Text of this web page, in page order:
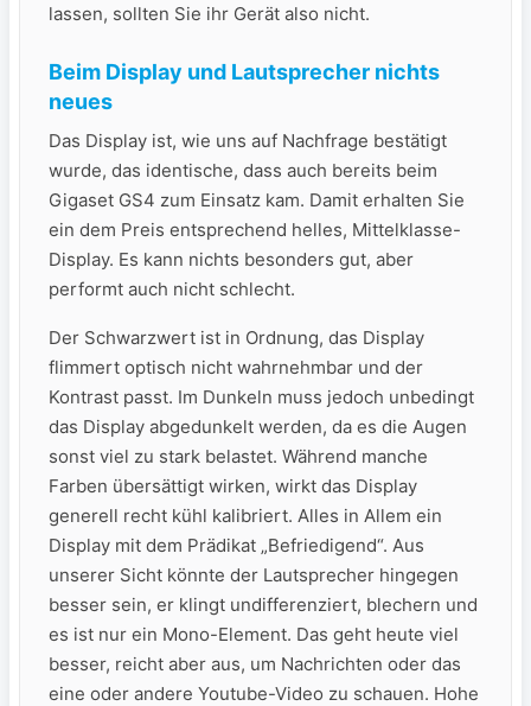
lassen, sollten Sie ihr Gerät also nicht.
Beim Display und Lautsprecher nichts
neues
Das Display ist, wie uns auf Nachfrage bestätigt
wurde, das identische, dass auch bereits beim
Gigaset GS4 zum Einsatz kam. Damit erhalten Sie
ein dem Preis entsprechend helles, Mittelklasse-
Display. Es kann nichts besonders gut, aber
performt auch nicht schlecht.
Der Schwarzwert ist in Ordnung, das Display
flimmert optisch nicht wahrnehmbar und der
Kontrast passt. Im Dunkeln muss jedoch unbedingt
das Display abgedunkelt werden, da es die Augen
sonst viel zu stark belastet. Während manche
Farben übersättigt wirken, wirkt das Display
generell recht kühl kalibriert. Alles in Allem ein
Display mit dem Prädikat „Befriedigend“. Aus
unserer Sicht könnte der Lautsprecher hingegen
besser sein, er klingt undifferenziert, blechern und
es ist nur ein Mono-Element. Das geht heute viel
besser, reicht aber aus, um Nachrichten oder das
eine oder andere Youtube-Video zu schauen. Hohe